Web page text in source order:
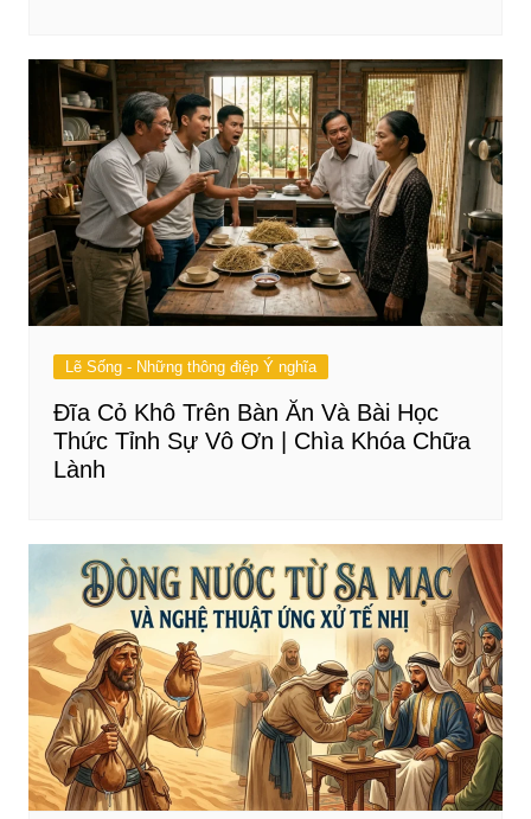
Lẽ Sống - Những thông điệp Ý nghĩa
Đĩa Cỏ Khô Trên Bàn Ăn Và Bài Học
Thức Tỉnh Sự Vô Ơn | Chìa Khóa Chữa
Lành